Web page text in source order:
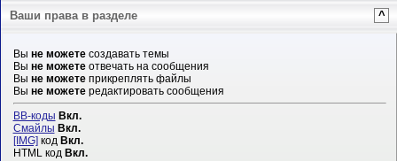
Ваши права в разделе ^
Вы не можетесоздавать темы
Вы не можетеотвечать на сообщения
Вы не можетеприкреплять файлы
Вы не можетередактировать сообщения
BB-коды Вкл.
Смайлы Вкл.
[IMG] код Вкл.
HTML код Вкл.